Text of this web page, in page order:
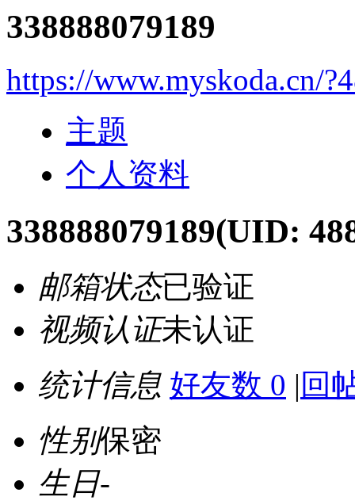
338888079189
https://www.myskoda.cn/
主题
个人资料
338888079189(UID:
邮箱状态已验证
视频认证未认证
统计信息 好友数 0 | 回
性别保密
生日-